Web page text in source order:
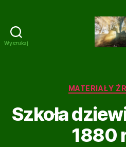
Wyszukaj
i
MATERIAŁY
Szkoła
1880